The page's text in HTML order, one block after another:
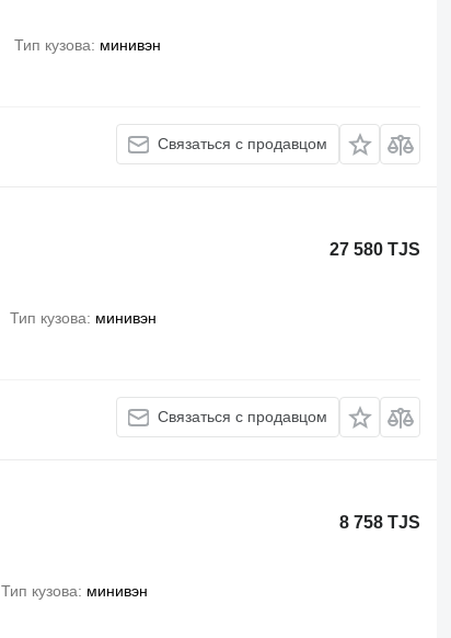
Тип кузова минивэн
Связаться с продавцом
27 580 TJS
Тип кузова минивэн
Связаться с продавцом
8 758 TJS
Тип кузова минивэн